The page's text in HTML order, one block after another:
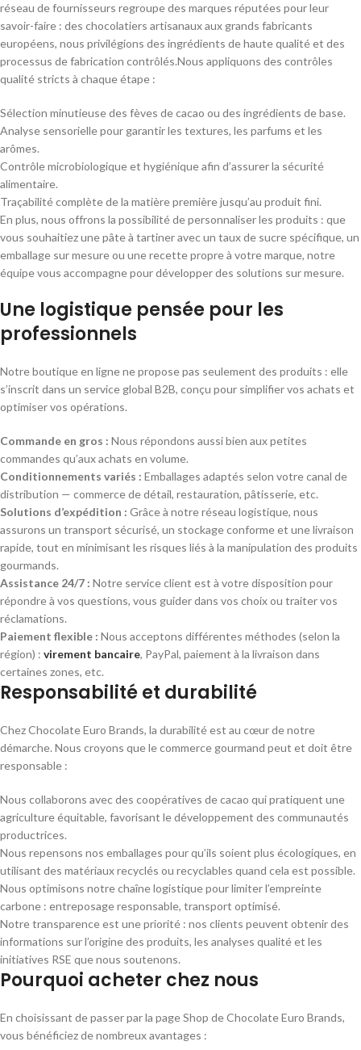
réseau de fournisseurs regroupe des marques réputées pour leur
savoir-faire : des chocolatiers artisanaux aux grands fabricants
européens, nous privilégions des ingrédients de haute qualité et des
processus de fabrication contrôlés.Nous appliquons des contrôles
qualité stricts à chaque étape :
Sélection minutieuse des fèves de cacao ou des ingrédients de base.
Analyse sensorielle pour garantir les textures, les parfums et les
arômes.
Contrôle microbiologique et hygiénique afin d’assurer la sécurité
alimentaire.
Traçabilité complète de la matière première jusqu’au produit fini.
En plus, nous offrons la possibilité de personnaliser les produits : que
vous souhaitiez une pâte à tartiner avec un taux de sucre spécifique, un
emballage sur mesure ou une recette propre à votre marque, notre
équipe vous accompagne pour développer des solutions sur mesure.
Une logistique pensée pour les
professionnels
Notre boutique en ligne ne propose pas seulement des produits : elle
s’inscrit dans un service global B2B, conçu pour simplifier vos achats et
optimiser vos opérations.
Commande en gros : Nous répondons aussi bien aux petites
commandes qu’aux achats en volume.
Conditionnements variés : Emballages adaptés selon votre canal de
distribution — commerce de détail, restauration, pâtisserie, etc.
Solutions d’expédition : Grâce à notre réseau logistique, nous
assurons un transport sécurisé, un stockage conforme et une livraison
rapide, tout en minimisant les risques liés à la manipulation des produits
gourmands.
Assistance 24/7 : Notre service client est à votre disposition pour
répondre à vos questions, vous guider dans vos choix ou traiter vos
réclamations.
Paiement flexible : Nous acceptons différentes méthodes (selon la
région) : virement bancaire, PayPal, paiement à la livraison dans
certaines zones, etc.
Responsabilité et durabilité
Chez Chocolate Euro Brands, la durabilité est au cœur de notre
démarche. Nous croyons que le commerce gourmand peut et doit être
responsable :
Nous collaborons avec des coopératives de cacao qui pratiquent une
agriculture équitable, favorisant le développement des communautés
productrices.
Nous repensons nos emballages pour qu’ils soient plus écologiques, en
utilisant des matériaux recyclés ou recyclables quand cela est possible.
Nous optimisons notre chaîne logistique pour limiter l’empreinte
carbone : entreposage responsable, transport optimisé.
Notre transparence est une priorité : nos clients peuvent obtenir des
informations sur l’origine des produits, les analyses qualité et les
initiatives RSE que nous soutenons.
Pourquoi acheter chez nous
En choisissant de passer par la page Shop de Chocolate Euro Brands,
vous bénéficiez de nombreux avantages :